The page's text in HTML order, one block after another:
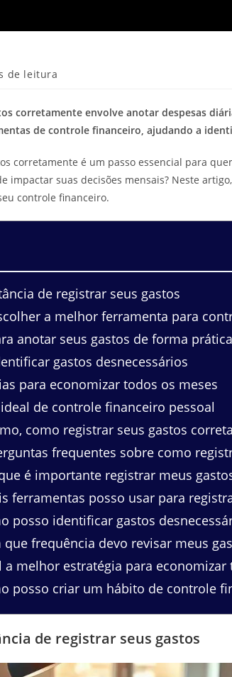
de leitura
corretamente envolve anotar despesas
de controle financeiro, ajudando a
corretamente é um passo essencial para
impactar suas decisões mensais? Neste
controle financeiro.
de registrar seus gastos
a melhor ferramenta para
anotar seus gastos de forma prática
gastos desnecessários
para economizar todos os meses
de controle financeiro pessoal
como registrar seus gastos
frequentes sobre como
é importante registrar meus
ferramentas posso usar para
posso identificar gastos
que frequência devo revisar meus
a melhor estratégia para economizar
posso criar um hábito de controle
de registrar seus gastos